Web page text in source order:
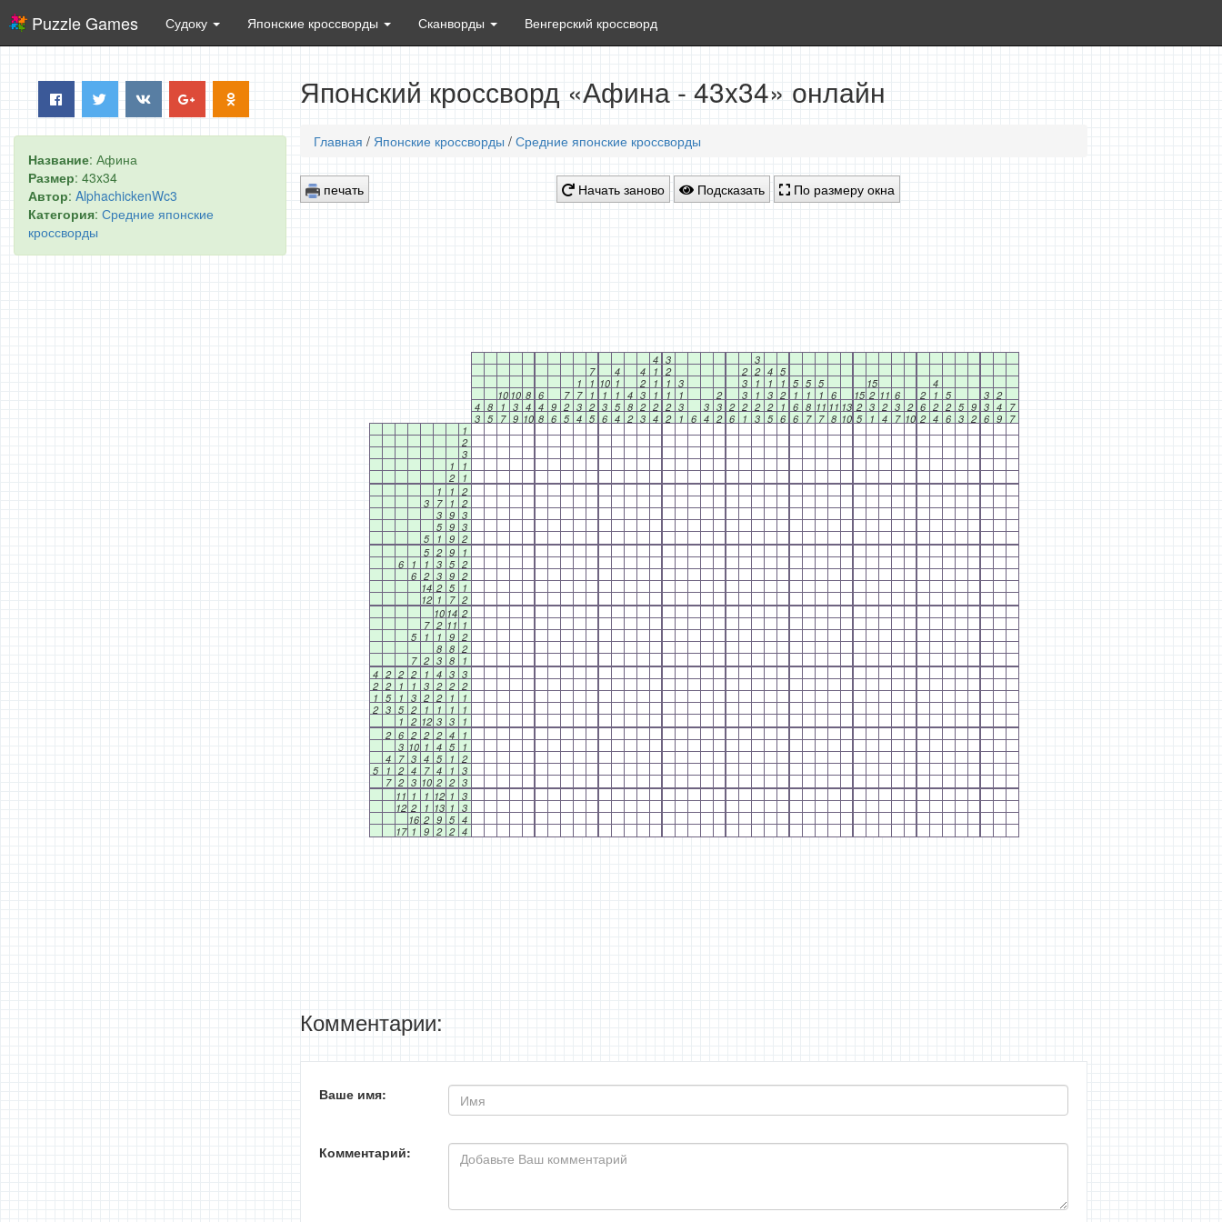
Puzzle Games Судоку Японские кроссворды Сканворды Венгерский кроссворд
Название: Афина
Размер: 43x34
Автор: AlphachickenWc3
Категория: Средние японские
кроссворды
Японский кроссворд «Афина - 43x34» онлайн
Главная / Японские кроссворды / Средние японские кроссворды
печать Начать заново Подсказать По размеру окна
4 3
3
7
4 4 1 2 2 2 4 5
1
1 10 1 2 1 1 3 3 1 1 1 5 5 5 15
4
10 10 8 6 7 7 1 1 1 4 3 1 1 1 2 3 1 3 2 1 1 1 6 15 2 11 6 2 1 5 3 2
4 8 1 3 4 4 9 2 3 2 3 5 8 2 2 2 3 3 3 2 2 2 2 1 6 8 11 11 13 2 3 2 3 2 6 2 2 5 9 3 4 7
3 5 7 9 10 8 6 5 4 5 6 4 2 3 4 2 1 6 4 2 6 1 3 5 6 6 7 7 8 10 5 1 4 7 10 2 4 6 3 2 6 9 7
1
2
3
1
1
2
1
1
1 2
3 7 1 2
3 9 3
5 9 3
5
1 9 2
5 2 9
1
6
1 1 3 5 2
6 2 3 9 2
14 2 5
1
12 1 7 2
10 14 2
7 2 11 1
5
1 1 9 2
8 8 2
7 2 3 8
1
4 2 2 2 1 4 3 3
2 2 1 1 3 2 2 2
1 5 1 3 2 2 1
1
2 3 5 2 1 1 1
1
1 2 12 3 3
1
2 6 2 2 2 4
1
3 10 1 4 5
1
4 7 3 4 5 1 2
5
1 2 4 7 4 1 3
7 2 3 10 2 2 3
11 1 1 12 1 3
12 2 1 13 1 3
16 2 9 5 4
17 1 9 2 2 4
Комментарии:
Ваше имя:
Комментарий: